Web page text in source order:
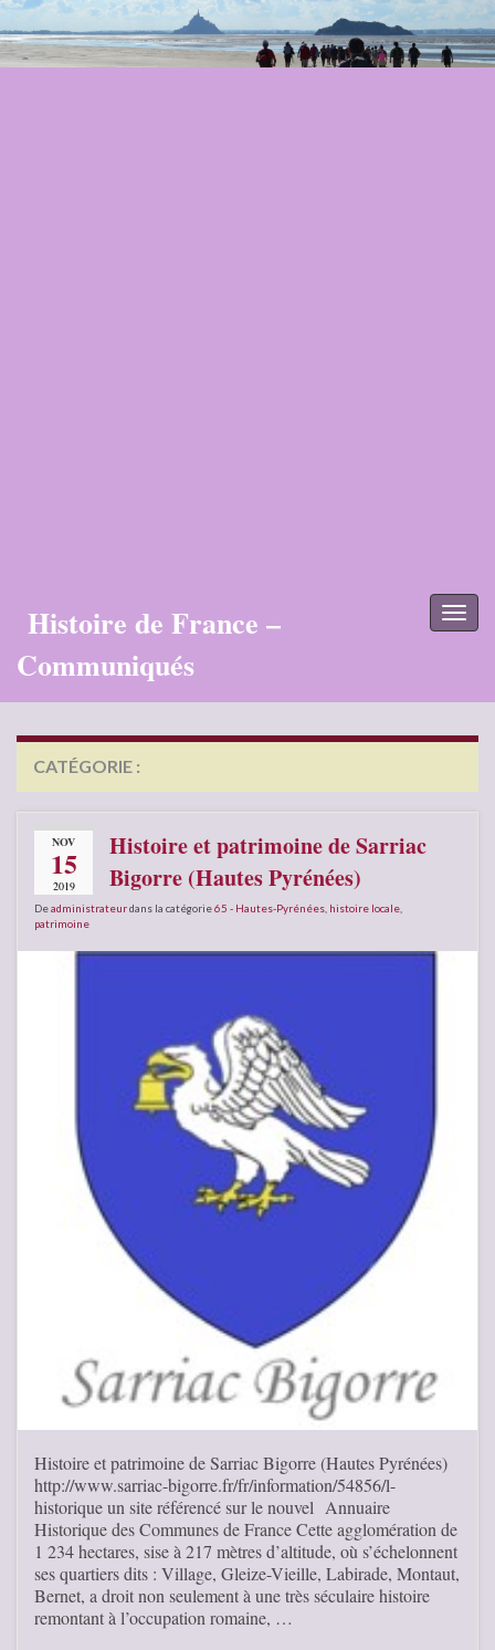
Histoire de France –
Communiqués
CATÉGORIE :
NOV
15
2019
Histoire et patrimoine de Sarriac
Bigorre (Hautes Pyrénées)
Deadministrateurdans la catégorie65 - Hautes-Pyrénées histoire locale
patrimoine
Histoire et patrimoine de Sarriac Bigorre (Hautes Pyrénées)
http://www.sarriac-bigorre.fr/fr/information/54856/l-
historique un site référencé sur le nouvel Annuaire
Historique des Communes de France Cette agglomération de
1 234 hectares, sise à 217 mètres d’altitude, où s’échelonnent
ses quartiers dits : Village, Gleize-Vieille, Labirade, Montaut,
Bernet, a droit non seulement à une très séculaire histoire
remontant à l’occupation romaine, …